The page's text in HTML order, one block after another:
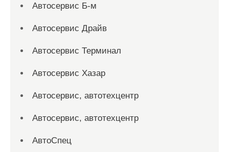
Автосервис Б-м
Автосервис Драйв
Автосервис Терминал
Автосервис Хазар
Автосервис, автотехцентр
Автосервис, автотехцентр
АвтоСпец